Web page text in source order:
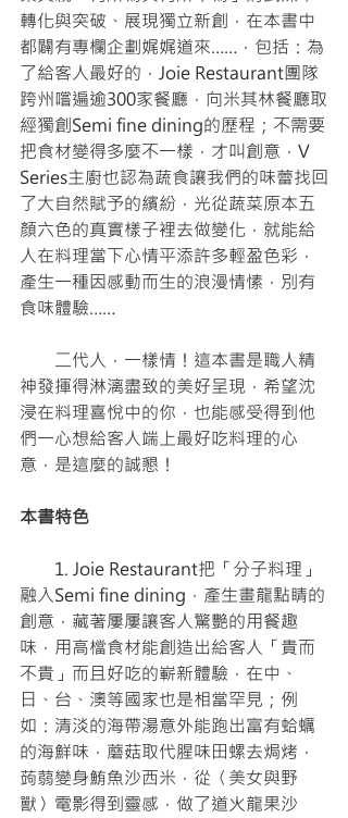
轉化與突破、展現獨立新創，在本書中
都闢有專欄企劃娓娓道來……，包括：為
了給客人最好的，Joie Restaurant團隊
跨州嚐遍逾300家餐廳，向米其林餐廳取
經獨創Semi fine dining的歷程；不需要
把食材變得多麼不一樣，才叫創意，V
Series主廚也認為蔬食讓我們的味蕾找回
了大自然賦予的繽紛，光從蔬菜原本五
顏六色的真實樣子裡去做變化，就能給
人在料理當下心情平添許多輕盈色彩，
產生一種因感動而生的浪漫情愫，別有
食味體驗……
二代人，一樣情！這本書是職人精
神發揮得淋漓盡致的美好呈現，希望沈
浸在料理喜悅中的你，也能感受得到他
們一心想給客人端上最好吃料理的心
意，是這麼的誠懇！
本書特色
1. Joie Restaurant把「分子料理」
融入Semi fine dining，產生畫龍點睛的
創意，藏著屢屢讓客人驚艷的用餐趣
味，用高檔食材能創造出給客人「貴而
不貴」而且好吃的嶄新體驗，在中、
日、台、澳等國家也是相當罕見；例
如：清淡的海帶湯意外能跑出富有蛤蠣
的海鮮味，蘑菇取代腥味田螺去焗烤，
蒟蒻變身鮪魚沙西米，從〈美女與野
獸〉電影得到靈感，做了道火龍果沙